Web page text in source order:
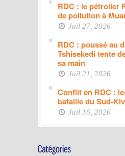
RDC : le pétrolier
de pollution à
Juil 27, 2026
RDC : poussé au
Tshisekedi tente
sa main
Juil 21, 2026
Conflit en RDC :
bataille du Sud-
Juil 16, 2026